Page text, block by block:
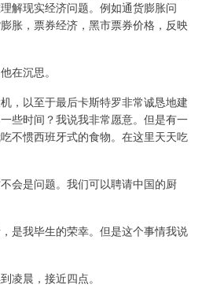
解现实经济问题。例如通货膨胀问
胀，票券经济，黑市票券价格，反映
在沉思。
，以至于最后卡斯特罗非常诚恳地建
些时间？我说我非常愿意。但是有一
不惯西班牙式的食物。在这里天天吃
会是问题。我们可以聘请中国的厨
是我毕生的荣幸。但是这个事情我说
凌晨，接近四点。